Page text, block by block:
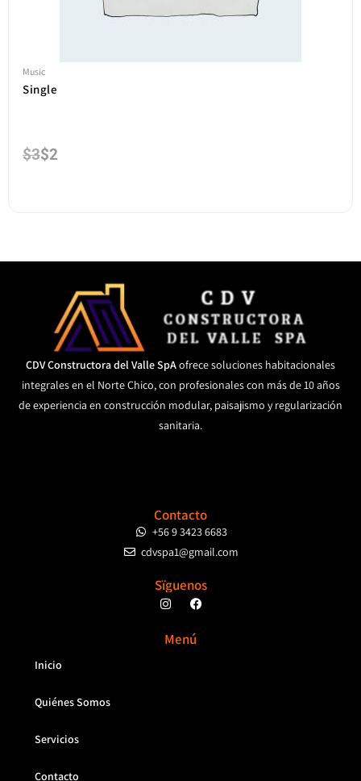
Music
Single
$3$2
CDV Constructora del Valle SpAofrece soluciones habitacionales
integrales en el Norte Chico, con profesionales con más de 10 años
de experiencia en construcción modular, paisajismo y regularización
sanitaria.
Contacto
+56 9 3423 6683
cdvspa1@gmail.com
Sïguenos
Menú
Inicio
Quiénes Somos
Servicios
Contacto